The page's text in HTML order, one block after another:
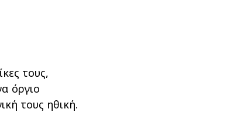
τους,
όργιο
τους ηθική.